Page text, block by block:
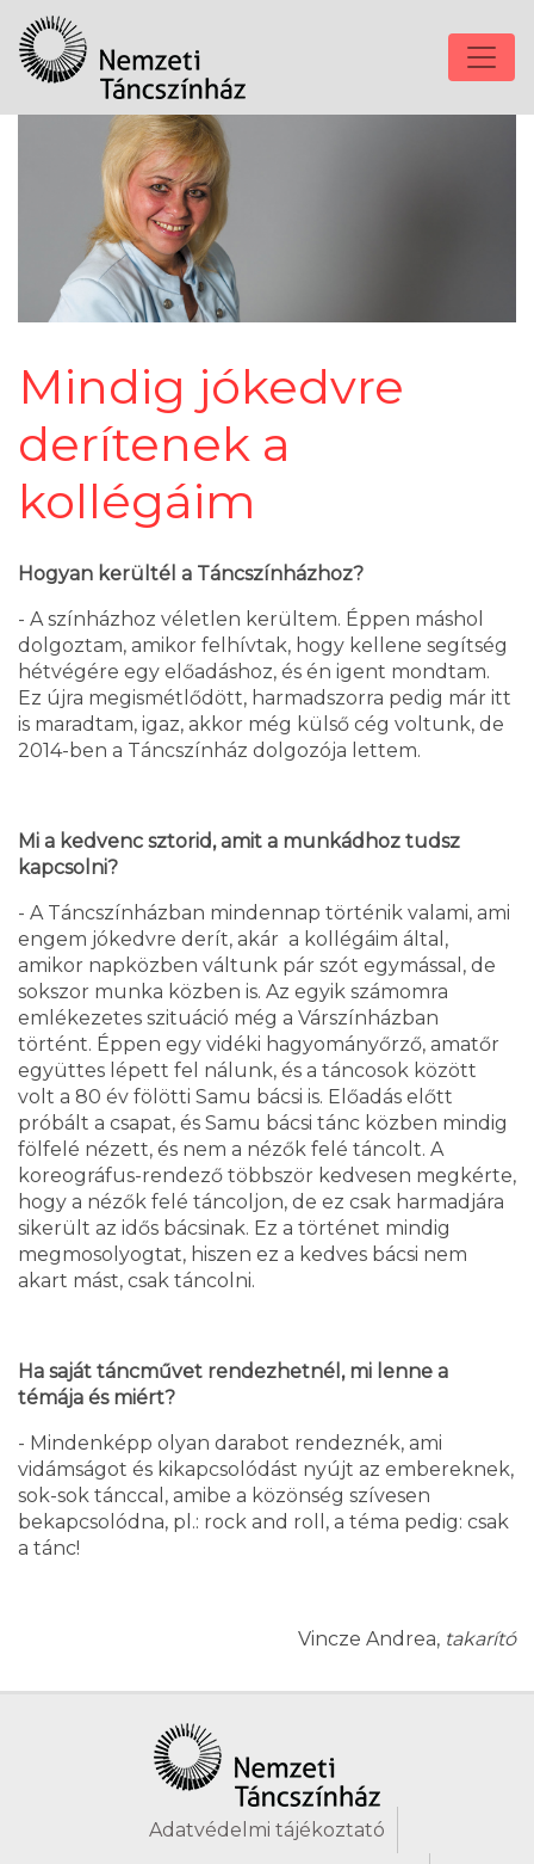
Mindig jókedvre
derítenek a
kollégáim
Hogyan kerültél a Táncszínházhoz?
- A színházhoz véletlen kerültem. Éppen máshol
dolgoztam, amikor felhívtak, hogy kellene segítség
hétvégére egy előadáshoz, és én igent mondtam.
Ez újra megismétlődött, harmadszorra pedig már itt
is maradtam, igaz, akkor még külső cég voltunk, de
2014-ben a Táncszínház dolgozója lettem.
Mi a kedvenc sztorid, amit a munkádhoz tudsz
kapcsolni?
- A Táncszínházban mindennap történik valami, ami
engem jókedvre derít, akár a kollégáim által,
amikor napközben váltunk pár szót egymással, de
sokszor munka közben is. Az egyik számomra
emlékezetes szituáció még a Várszínházban
történt. Éppen egy vidéki hagyományőrző, amatőr
együttes lépett fel nálunk, és a táncosok között
volt a 80 év fölötti Samu bácsi is. Előadás előtt
próbált a csapat, és Samu bácsi tánc közben mindig
fölfelé nézett, és nem a nézők felé táncolt. A
koreográfus-rendező többször kedvesen megkérte,
hogy a nézők felé táncoljon, de ez csak harmadjára
sikerült az idős bácsinak. Ez a történet mindig
megmosolyogtat, hiszen ez a kedves bácsi nem
akart mást, csak táncolni.
Ha saját táncművet rendezhetnél, mi lenne a
témája és miért?
- Mindenképp olyan darabot rendeznék, ami
vidámságot és kikapcsolódást nyújt az embereknek,
sok-sok tánccal, amibe a közönség szívesen
bekapcsolódna, pl.: rock and roll, a téma pedig: csak
a tánc!
Vincze Andrea, takarító
Adatvédelmi tájékoztató